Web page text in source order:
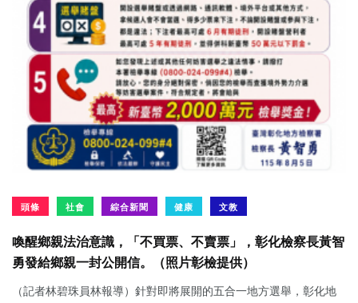
頭條 社會 綜合新聞 健康 文教
喚醒鄉親法治意識，「不買票、不賣票」，彰化檢察長黃智
勇發給鄉親一封公開信。（照片彰檢提供）
（記者林碧珠員林報導）針對即將展開的五合一地方選舉，彰化地